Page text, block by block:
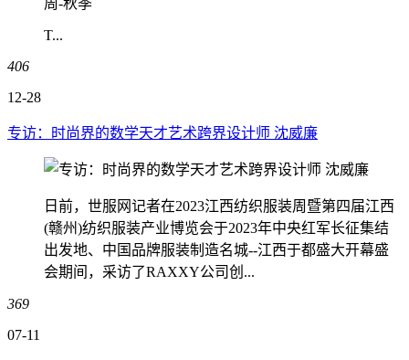
T...
406
12-28
专访：时尚界的数学天才艺术跨界设计师 沈威廉
日前，世服网记者在2023江西纺织服装周暨第四届江西
(赣州)纺织服装产业博览会于2023年中央红军长征集结
出发地、中国品牌服装制造名城--江西于都盛大开幕盛
会期间，采访了RAXXY公司创...
369
07-11